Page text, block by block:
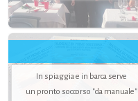
In spiaggia e in barca serve
un pronto soccorso "da manuale"